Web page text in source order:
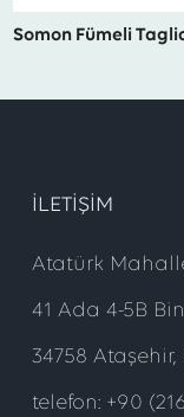
Somon Fümeli
ILETIŞIM
Atatürk
41 Ada 4-5B
34758
telefon: +90